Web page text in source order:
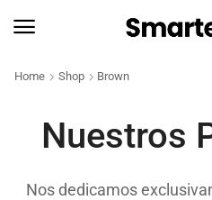
Home Shop Brown
Nuestros
Nos dedicamos